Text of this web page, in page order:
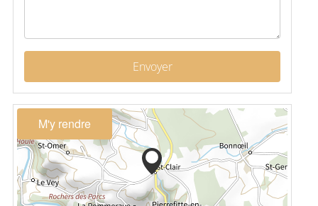
Envoyer
M'y rendre